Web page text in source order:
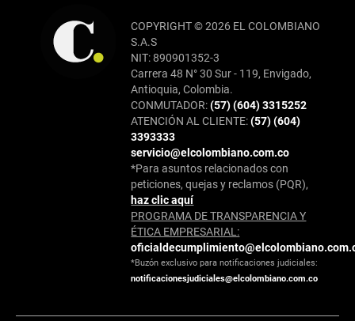
COPYRIGHT © 2026 EL COLOMBIANO
S.A.S
NIT: 890901352-3
Carrera 48 N° 30 Sur - 119, Envigado,
Antioquia, Colombia.
CONMUTADOR:(57) (604) 3315252
ATENCIÓN AL CLIENTE:(57) (604)
3393333
servicio@elcolombiano.com.co
*Para asuntos relacionados con
peticiones, quejas y reclamos (PQR),
haz clic aquí
PROGRAMA DE TRANSPARENCIA Y
ÉTICA EMPRESARIAL:
*Buzón exclusivo para notificaciones judiciales:
notificacionesjudiciales@elcolombiano.com.co